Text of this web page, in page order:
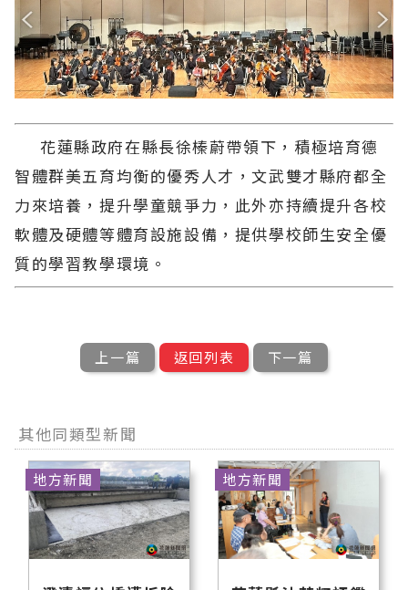
花蓮縣政府在縣長徐榛蔚帶領下，積極培育德
智體群美五育均衡的優秀人才，文武雙才縣府都全
力來培養，提升學童競爭力，此外亦持續提升各校
軟體及硬體等體育設施設備，提供學校師生安全優
質的學習教學環境。
上一篇 返回列表 下一篇
其他同類型新聞
地方新聞 地方新聞